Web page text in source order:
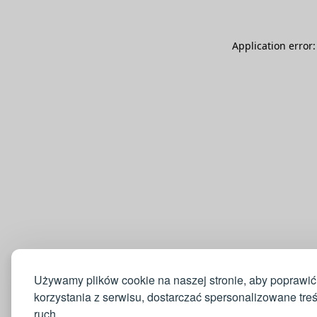
Używamy plików cookie na naszej stronie, aby
korzystania z serwisu, dostarczać spersonalizowane
Application